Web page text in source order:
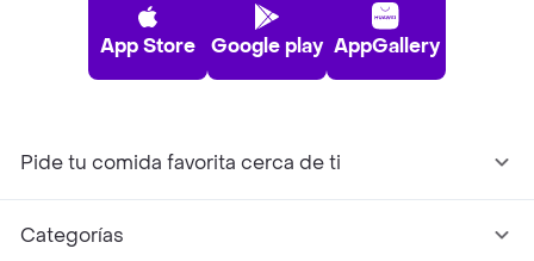
App Store Google play AppGallery
Pide tu comida favorita cerca de ti
Categorías